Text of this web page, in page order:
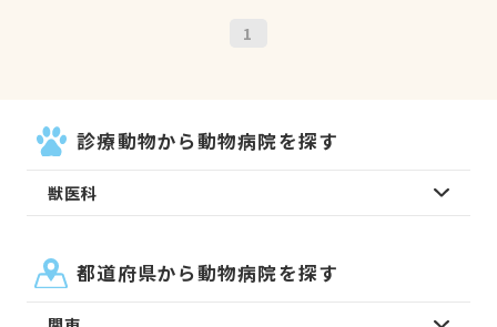
1
診療動物から動物病院を探す
獣医科
都道府県から動物病院を探す